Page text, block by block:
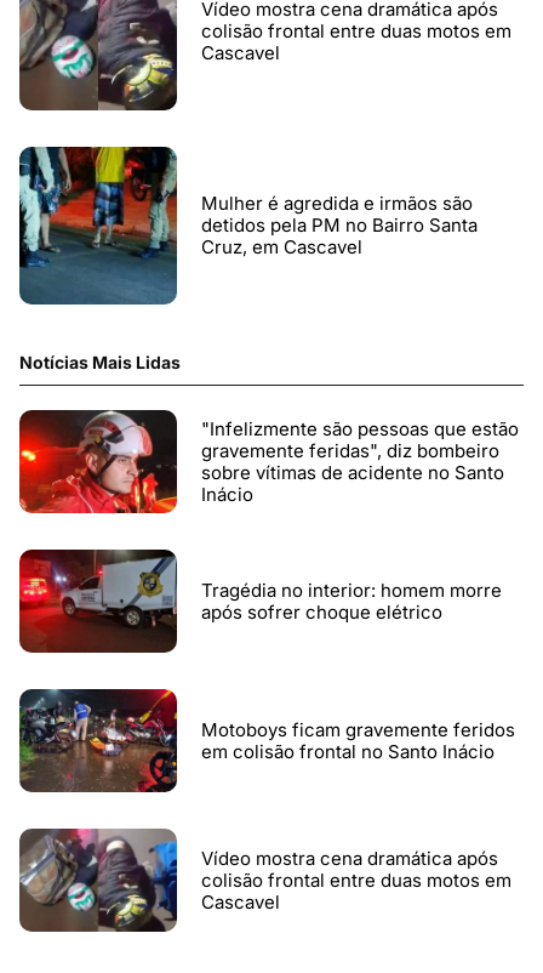
Vídeo mostra cena dramática após
colisão frontal entre duas motos em
Cascavel
Mulher é agredida e irmãos são
detidos pela PM no Bairro Santa
Cruz, em Cascavel
Notícias Mais Lidas
"Infelizmente são pessoas que estão
gravemente feridas", diz bombeiro
sobre vítimas de acidente no Santo
Inácio
Tragédia no interior: homem morre
após sofrer choque elétrico
Motoboys ficam gravemente feridos
em colisão frontal no Santo Inácio
Vídeo mostra cena dramática após
colisão frontal entre duas motos em
Cascavel